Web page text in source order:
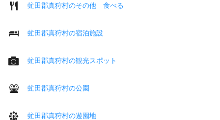
虻田郡真狩村のその他 食べる
虻田郡真狩村の宿泊施設
虻田郡真狩村の観光スポット
虻田郡真狩村の公園
虻田郡真狩村の遊園地